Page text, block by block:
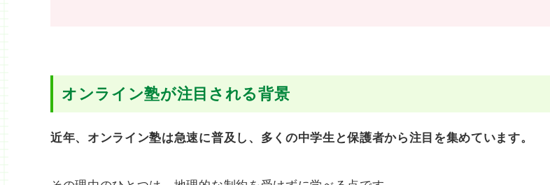
オンライン塾が注目される背景
近年、オンライン塾は急速に普及し、多くの中学生と保護者から注目を集めています。